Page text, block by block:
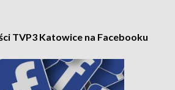
TVP3 Katowice na Facebooku